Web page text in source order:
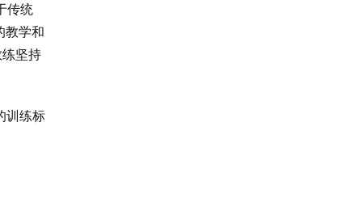
传统
教学和
坚持
训练标